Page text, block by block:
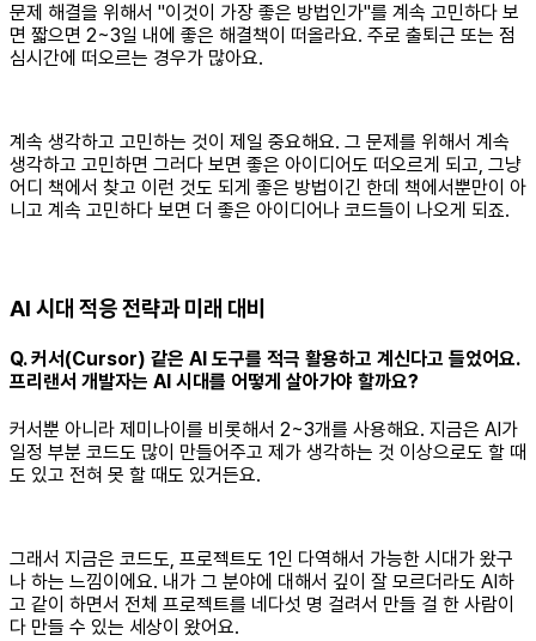
문제 해결을 위해서 "이것이 가장 좋은 방법인가"를 계속 고민하다 보
면 짧으면 2~3일 내에 좋은 해결책이 떠올라요. 주로 출퇴근 또는 점
심시간에 떠오르는 경우가 많아요.
계속 생각하고 고민하는 것이 제일 중요해요. 그 문제를 위해서 계속
생각하고 고민하면 그러다 보면 좋은 아이디어도 떠오르게 되고, 그냥
어디 책에서 찾고 이런 것도 되게 좋은 방법이긴 한데 책에서뿐만이 아
니고 계속 고민하다 보면 더 좋은 아이디어나 코드들이 나오게 되죠.
AI 시대 적응 전략과 미래 대비
Q. 커서(Cursor) 같은 AI 도구를 적극 활용하고 계신다고 들었어요.
프리랜서 개발자는 AI 시대를 어떻게 살아가야 할까요?
커서뿐 아니라 제미나이를 비롯해서 2~3개를 사용해요. 지금은 AI가
일정 부분 코드도 많이 만들어주고 제가 생각하는 것 이상으로도 할 때
도 있고 전혀 못 할 때도 있거든요.
그래서 지금은 코드도, 프로젝트도 1인 다역해서 가능한 시대가 왔구
나 하는 느낌이에요. 내가 그 분야에 대해서 깊이 잘 모르더라도 AI하
고 같이 하면서 전체 프로젝트를 네다섯 명 걸려서 만들 걸 한 사람이
다 만들 수 있는 세상이 왔어요.